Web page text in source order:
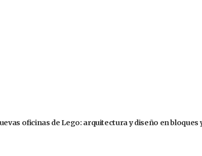
oficinas de Lego: arquitectura y diseño en bloques